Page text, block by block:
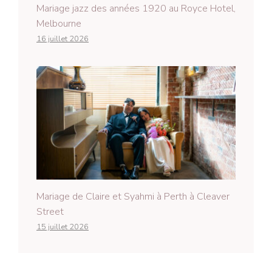
Mariage jazz des années 1920 au Royce Hotel,
Melbourne
16 juillet 2026
Mariage de Claire et Syahmi à Perth à Cleaver
Street
15 juillet 2026